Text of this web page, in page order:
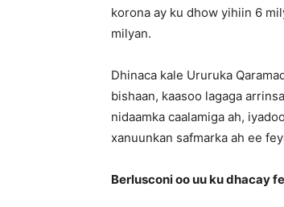
korona ay ku dhow yihiin 6
milyan.
Dhinaca kale Ururuka
bishaan, kaasoo lagaga
nidaamka caalamiga ah,
xanuunkan safmarka ah ee
Berlusconi oo uu ku dhacay